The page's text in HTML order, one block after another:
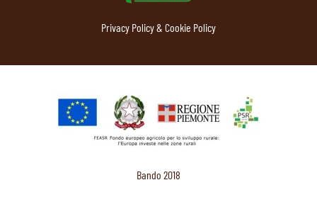
Privacy Policy & Cookie Policy
Bando 2018